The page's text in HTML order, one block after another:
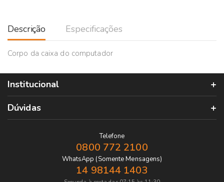
Descrição Especificações
Corpo da caixa do computador
Institucional
Dúvidas
Telefone
0800 772 2100
WhatsApp (Somente Mensagens)
14 98144 1403